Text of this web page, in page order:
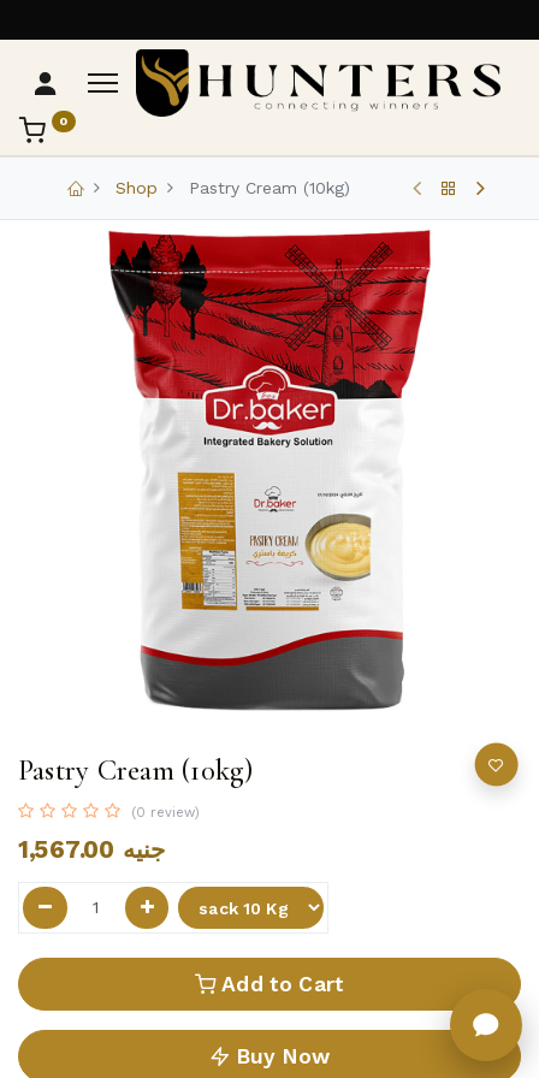
0
Shop Pastry Cream (10kg)
Pastry Cream (10kg)
(0 review)
1,567.00 جنيه
Add to Cart
Buy Now
تواصل مع Hunters
عادةً بنرد في دقائق